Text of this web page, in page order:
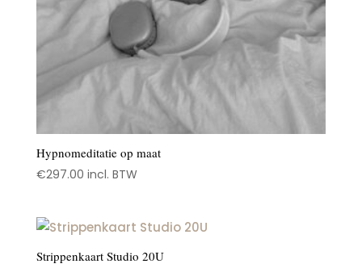
Hypnomeditatie op maat
€297.00 incl. BTW
Strippenkaart Studio 20U